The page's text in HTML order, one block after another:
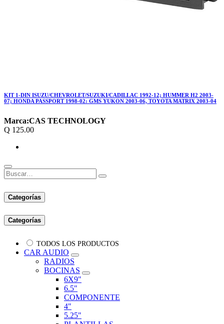
KIT 1-DIN ISUZU/CHEVROLET/SUZUKI/CADILLAC 1992-12; HUMMER H2 2003-
07; HONDA PASSPORT 1998-02: GMS YUKON 2003-06, TOYOTA MATRIX 2003-04
Marca:CAS TECHNOLOGY
Q 125.00
Categorías
Categorías
TODOS LOS PRODUCTOS
CAR AUDIO
RADIOS
BOCINAS
6X9"
6.5"
COMPONENTE
4"
5.25"